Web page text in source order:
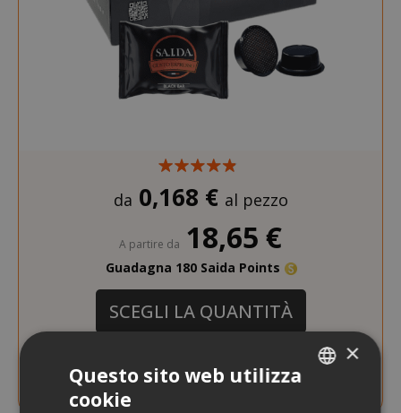
da 0,168 € al pezzo
A partire da 18,65 €
Guadagna 180 Saida Points
SCEGLI LA QUANTITÀ
Capsule Saida Gusto Espresso Compatibili
Lavazza A Modo Mio, miscela Black Bar
×
Questo sito web utilizza
cookie